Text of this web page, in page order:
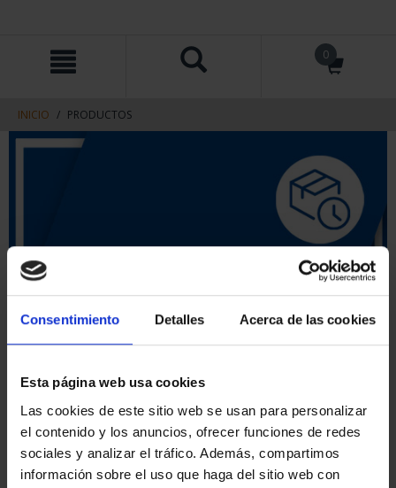
Consentimiento Detalles Acerca de las cookies
Esta página web usa cookies
Las cookies de este sitio web se usan para personalizar
el contenido y los anuncios, ofrecer funciones de redes
sociales y analizar el tráfico. Además, compartimos
información sobre el uso que haga del sitio web con
contenido
men
de
navegacin
INICIO PRODUCTOS
ORDENAR POR: